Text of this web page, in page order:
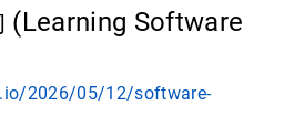
(Learning Software
2026/05/12/software-